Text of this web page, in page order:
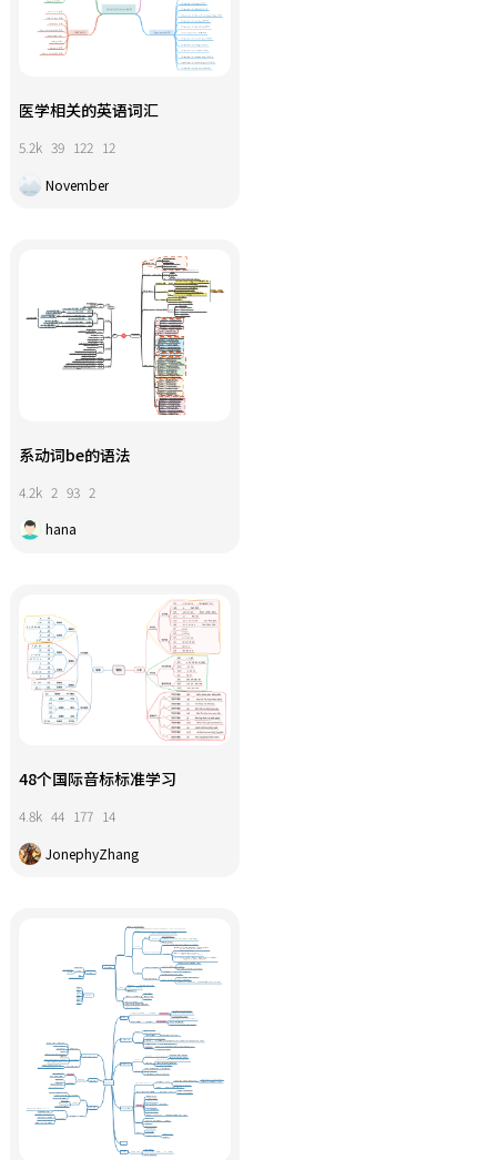
医学相关的英语词汇
5.2k 39 122 12
November
系动词be的语法
4.2k 2 93 2
hana
48个国际音标标准学习
4.8k 44 177 14
JonephyZhang